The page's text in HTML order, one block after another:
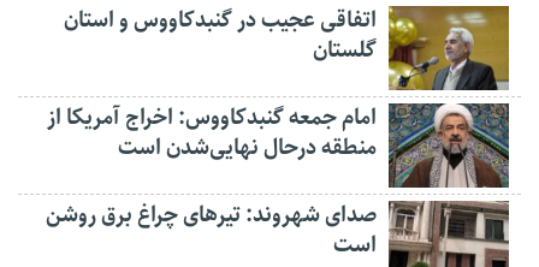
اتفاقی عجیب در‌ گنبدکاووس و استان
گلستان
امام جمعه گنبدکاووس: اخراج آمریکا از
منطقه درحال نهایی‌شدن است
صدای شهروند: تیرهای چراغ برق روشن
است